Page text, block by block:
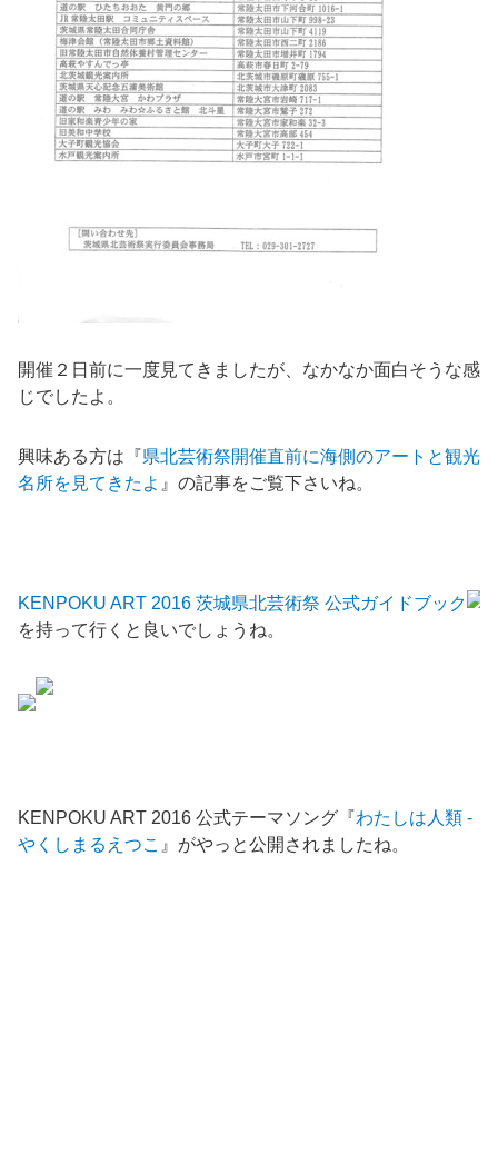
開催２日前に一度見てきましたが、なかなか面白そうな感
じでしたよ。
興味ある方は『県北芸術祭開催直前に海側のアートと観光
名所を見てきたよ 』の記事をご覧下さいね。
KENPOKU ART 2016 茨城県北芸術祭 公式ガイドブック
を持って行くと良いでしょうね。
KENPOKU ART 2016 公式テーマソング『わたしは人類 -
やくしまるえつこ 』がやっと公開されましたね。